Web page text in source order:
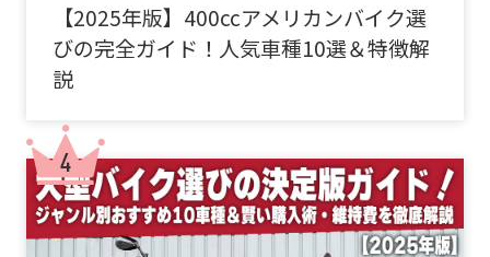
【2025年版】400ccアメリカンバイク選
びの完全ガイド！人気車種10選＆特徴解
説